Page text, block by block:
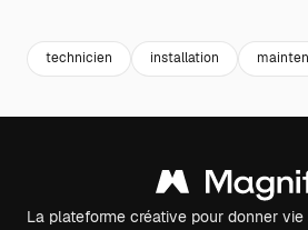
technicien installation
La plateforme créative pour donner